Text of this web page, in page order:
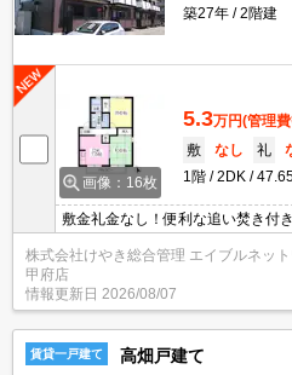
築27年
2階建
画像：16枚
5.3万円(管理
敷
なし 礼
1階
2DK
敷金礼金なし！便利な追い焚き付
取りです！
株式会社けやき総合管理 エイブルネット
甲府店
情報更新日 2026/08/07
賃貸一戸建て 高畑戸建て